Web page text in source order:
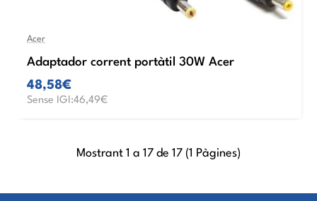
Acer
Adaptador corrent portàtil 30W Acer
48,58€
Sense IGI:46,49€
Mostrant 1 a 17 de 17 (1 Pàgines)